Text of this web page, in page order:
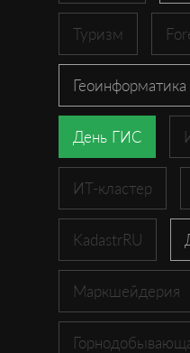
Туризм
Геоинформатика
День ГИС
ИТ-кластер
KadastrRU
Маркшейдерия